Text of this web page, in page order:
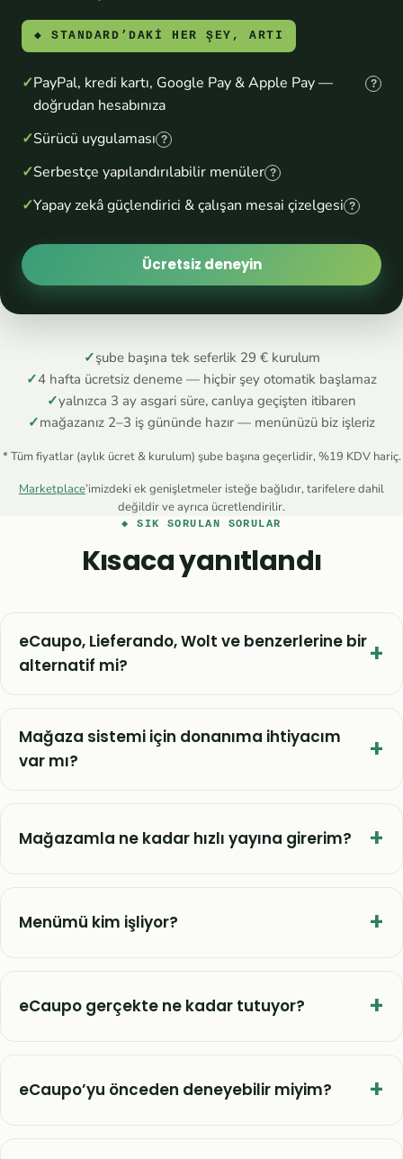
◆ STANDARD’DAKİ HER ŞEY, ARTI
PayPal, kredi kartı, Google Pay & Apple Pay —
doğrudan hesabınıza
?
Sürücü uygulaması ?
Serbestçe yapılandırılabilir menüler ?
Yapay zekâ güçlendirici & çalışan mesai çizelgesi ?
Ücretsiz deneyin
✓şube başına tek seferlik 29 € kurulum
✓4 hafta ücretsiz deneme — hiçbir şey otomatik başlamaz
✓yalnızca 3 ay asgari süre, canlıya geçişten itibaren
✓mağazanız 2–3 iş gününde hazır — menünüzü biz işleriz
* Tüm fiyatlar (aylık ücret & kurulum) şube başına geçerlidir, %19 KDV hariç.
Marketplace’imizdeki ek genişletmeler isteğe bağlıdır, tarifelere dahil
değildir ve ayrıca ücretlendirilir.
◆ SIK SORULAN SORULAR
Kısaca yanıtlandı
eCaupo, Lieferando, Wolt ve benzerlerine bir
alternatif mi?
Mağaza sistemi için donanıma ihtiyacım
var mı?
Mağazamla ne kadar hızlı yayına girerim?
Menümü kim işliyor?
eCaupo gerçekte ne kadar tutuyor?
eCaupo’yu önceden deneyebilir miyim?